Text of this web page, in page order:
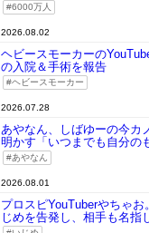
6000万人
2026.08.02
ヘビースモーカーの
の入院＆手術を報告
ヘビースモーカー
2026.07.28
あやなん、しばゆーの今カ
明かす「いつまでも自分の
あやなん
2026.08.01
プロスピYouTuberやちゃ
じめを告発し、相手も名指